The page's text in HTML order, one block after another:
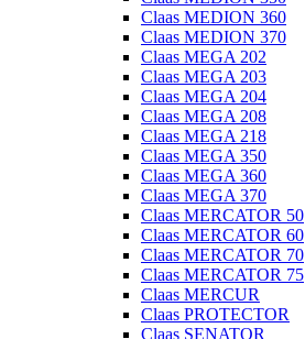
Claas MEDION 360
Claas MEDION 370
Claas MEGA 202
Claas MEGA 203
Claas MEGA 204
Claas MEGA 208
Claas MEGA 218
Claas MEGA 350
Claas MEGA 360
Claas MEGA 370
Claas MERCATOR 50
Claas MERCATOR 60
Claas MERCATOR 70
Claas MERCATOR 75
Claas MERCUR
Claas PROTECTOR
Claas SENATOR